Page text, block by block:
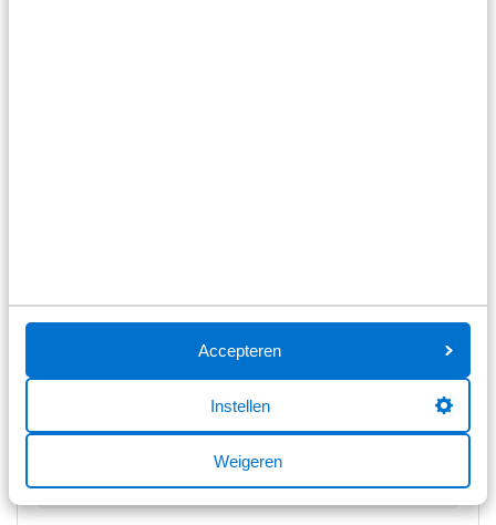
Accepteren
Instellen
Weigeren
10 km Automaat 2026 Hybride benzine
€ 73.318
Prijs is inclusief BTW, BPM, leges, verwijderingsbijdrage en
Bekijk details
1/56